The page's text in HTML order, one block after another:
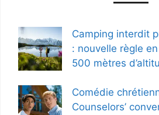
Camping interdit
: nouvelle règle
500 mètres
Comédie
Counselors’